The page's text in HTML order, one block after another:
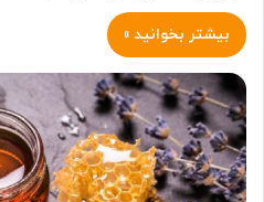
بیشتر بخوانید »